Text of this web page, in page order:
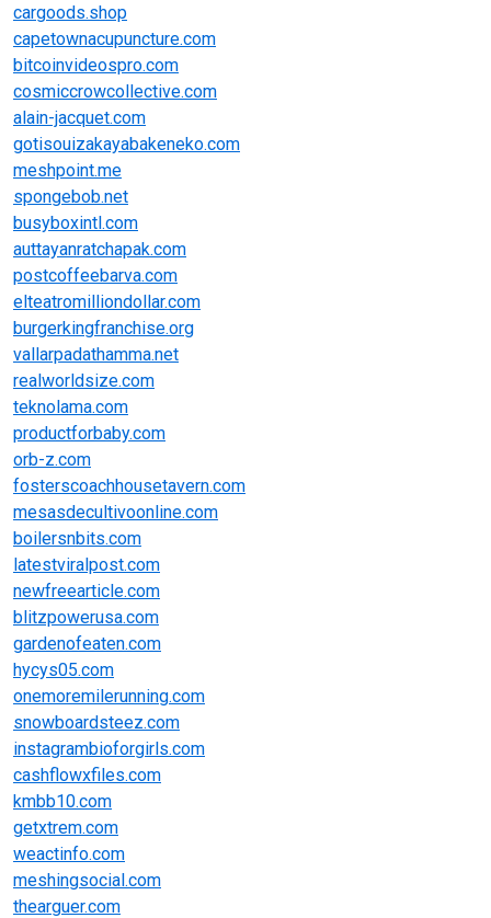
cargoods.shop
capetownacupuncture.com
bitcoinvideospro.com
cosmiccrowcollective.com
alain-jacquet.com
gotisouizakayabakeneko.com
meshpoint.me
spongebob.net
busyboxintl.com
auttayanratchapak.com
postcoffeebarva.com
elteatromilliondollar.com
burgerkingfranchise.org
vallarpadathamma.net
realworldsize.com
teknolama.com
productforbaby.com
orb-z.com
fosterscoachhousetavern.com
mesasdecultivoonline.com
boilersnbits.com
latestviralpost.com
newfreearticle.com
blitzpowerusa.com
gardenofeaten.com
hycys05.com
onemoremilerunning.com
snowboardsteez.com
instagrambioforgirls.com
cashflowxfiles.com
kmbb10.com
getxtrem.com
weactinfo.com
meshingsocial.com
thearguer.com